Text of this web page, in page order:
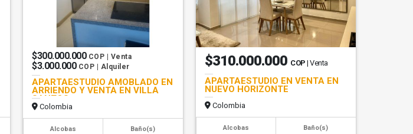
$300.000.000 COP | Venta
$3.000.000 COP | Alquiler
APARTAESTUDIO AMOBLADO EN
ARRIENDO Y VENTA EN VILLA
SANTOS
Colombia
Alcobas Baño(s)
$310.000.000 COP | Venta
APARTAESTUDIO EN VENTA EN
NUEVO HORIZONTE
Colombia
Alcobas Baño(s)